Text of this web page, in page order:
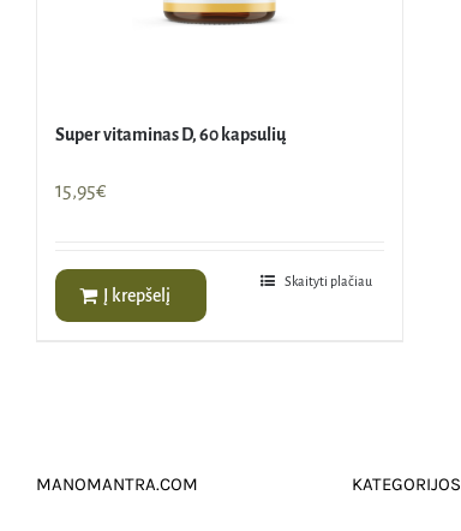
Super vitaminas D, 60 kapsulių
15,95€
Į krepšelį
Skaityti plačiau
MANOMANTRA.COM KATEGORIJOS